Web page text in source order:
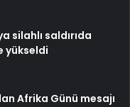
silahlı saldırıda
yükseldi
Afrika Günü mesajı